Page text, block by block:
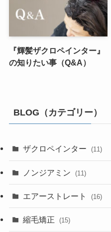
『輝髪ザクロペインター』
の知りたい事（Q&A）
BLOG（カテゴリー）
ザクロペインター (11)
ノンジアミン (11)
エアーストレート (16)
縮毛矯正 (15)